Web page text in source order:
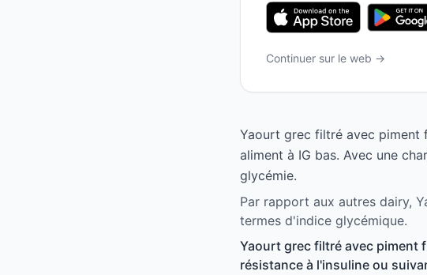
Continuer sur le web →
Yaourt grec filtré avec piment
aliment à IG bas. Avec une
glycémie.
Par rapport aux autres dairy,
termes d'indice glycémique.
Yaourt grec filtré avec piment
résistance à l'insuline ou